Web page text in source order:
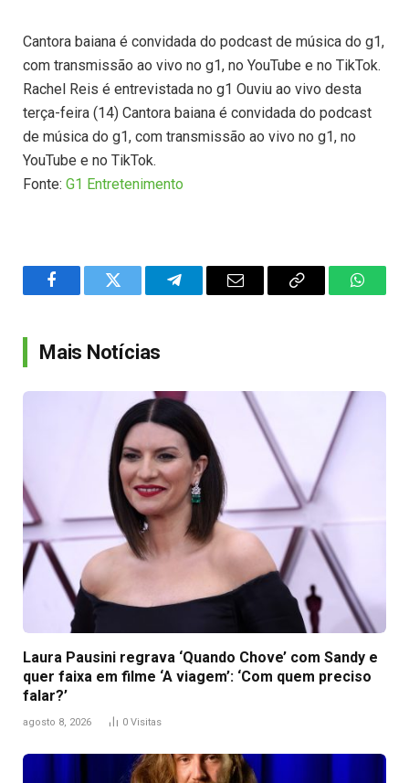
Cantora baiana é convidada do podcast de música do g1,
com transmissão ao vivo no g1, no YouTube e no TikTok.
Rachel Reis é entrevistada no g1 Ouviu ao vivo desta
terça-feira (14) Cantora baiana é convidada do podcast
de música do g1, com transmissão ao vivo no g1, no
YouTube e no TikTok.
Fonte: G1 Entretenimento
FacebookTwitter TelegramEmail
Copy
Mais Notícias
Laura Pausini regrava ‘Quando Chove’ com Sandy e
quer faixa em filme ‘A viagem’: ‘Com quem preciso
falar?’
agosto 8, 2026 0 Visitas